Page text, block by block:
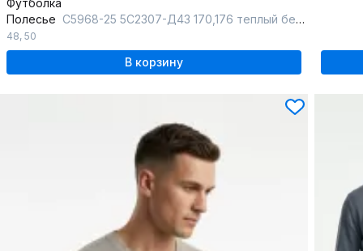
Футболка
Полесье С5968-25 5С2307-Д43 170,176 теплый бежевый+суровый
48, 50
В корзину